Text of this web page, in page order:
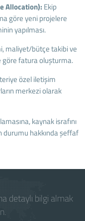
Allocation): Ekip
göre yeni projelere
yapılması.
maliyet/bütçe takibi ve
fatura oluşturma.
özel iletişim
merkezi olarak
kaynak israfını
hakkında şeffaf
detaylı bilgi almak